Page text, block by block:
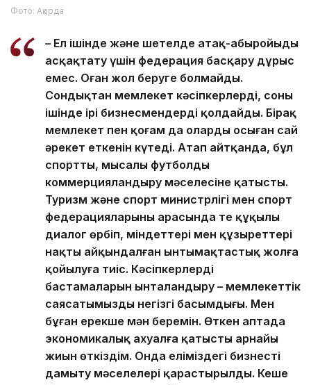
Фото: Ақорда
– Ел ішінде және шетелде атақ-абыройыңды
асқақтату үшін федерация басқару дұрыс
емес. Оған жол беруге болмайды.
Сондықтан мемлекет кәсіпкерлерді, соның
ішінде ірі бизнесмендерді қолдайды. Бірақ
мемлекет пен қоғам да олардың осыған сай
әрекет еткенін күтеді. Атап айтқанда, бұл
спортты, мысалы футболды
коммерцияландыру мәселесіне қатысты.
Туризм және спорт министрлігі мен спорт
федерацияларының арасында тең құқылы
диалог өрбіп, міндеттері мен құзыреттері
нақты айқындалған ынтымақтастық жолға
қойылуға тиіс. Кәсіпкерлердің
бастамаларын ынталандыру – мемлекеттік
саясатымыздың негізгі басымдығы. Мен
бұған ерекше мән беремін. Өткен аптада
экономикалық ахуалға қатысты арнайы
жиын өткіздім. Онда еліміздегі бизнесті
дамыту мәселелері қарастырылды. Кеше